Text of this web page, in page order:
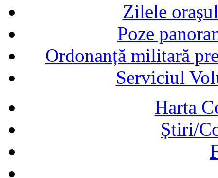
Zilele
Poze
Ordonanță militară
Serviciul
Harta
Știri/